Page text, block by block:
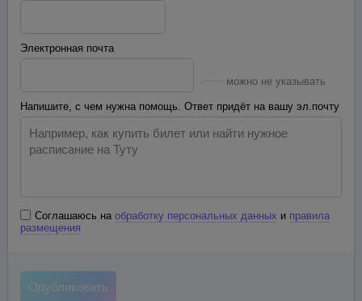
Электронная почта
можно не указывать
Напишите, с чем нужна помощь. Ответ придёт на вашу эл.почту
Соглашаюсь на обработку персональных данных и правила
размещения